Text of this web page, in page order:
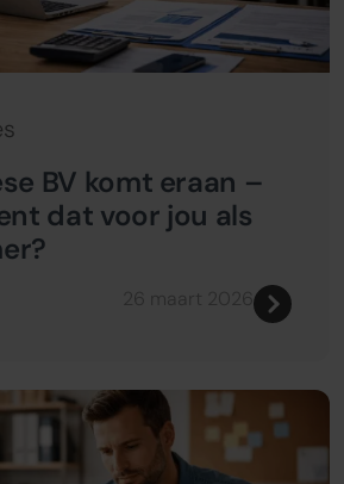
BV komt eraan –
dat voor jou als